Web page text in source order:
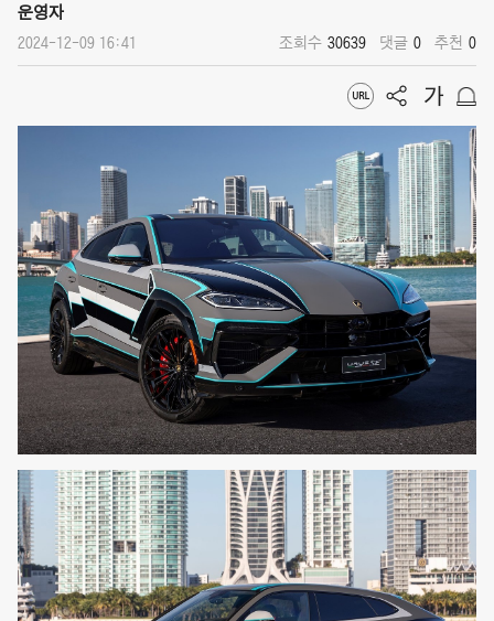
운영자
2024-12-09 16:41 조회수 30639 댓글 0 추천 0